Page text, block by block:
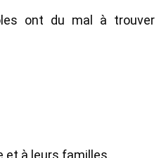
ont du mal à
et à leurs familles.